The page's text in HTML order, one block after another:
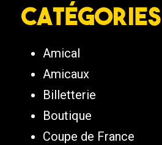
Catégories
Amical
Amicaux
Billetterie
Boutique
Coupe de France